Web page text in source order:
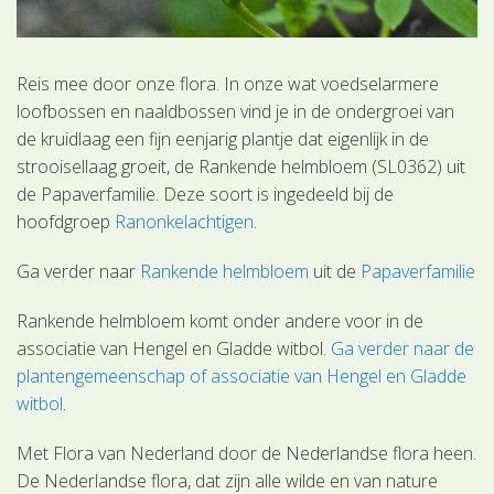
Reis mee door onze flora. In onze wat voedselarmere
loofbossen en naaldbossen vind je in de ondergroei van
de kruidlaag een fijn eenjarig plantje dat eigenlijk in de
strooisellaag groeit, de Rankende helmbloem (SL0362) uit
de Papaverfamilie. Deze soort is ingedeeld bij de
hoofdgroep Ranonkelachtigen.
Ga verder naar Rankende helmbloem uit de Papaverfamilie
Rankende helmbloem komt onder andere voor in de
associatie van Hengel en Gladde witbol. Ga verder naar de
plantengemeenschap of associatie van Hengel en Gladde
witbol.
Met Flora van Nederland door de Nederlandse flora heen.
De Nederlandse flora, dat zijn alle wilde en van nature